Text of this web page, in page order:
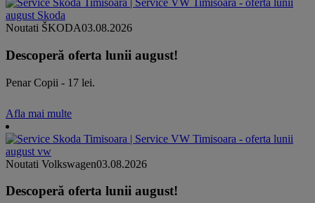
Noutati ŠKODA03.08.2026
Descoperă oferta lunii august!
Penar Copii - 17 lei.
Afla mai multe
Noutati Volkswagen03.08.2026
Descoperă oferta lunii august!